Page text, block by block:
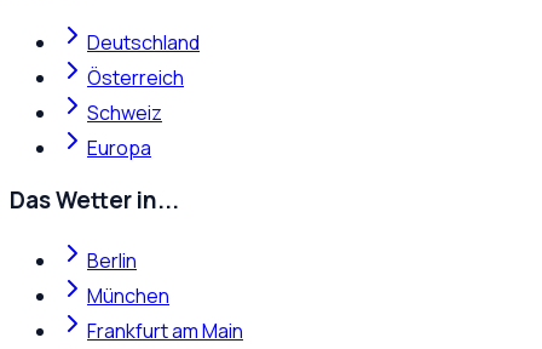
Deutschland
Österreich
Schweiz
Europa
Das Wetter in...
Berlin
München
Frankfurt am Main